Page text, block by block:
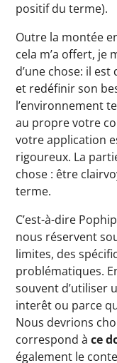
positif du terme).
Outre la montée
cela m’a offert, je
d’une chose: il
et redéfinir son
l’environnement
au propre votre
votre application
rigoureux. La
chose : être
terme.
C’est-à-dire
nous réservent
limites, des
problématiques.
souvent d’utiliser
interêt ou parce
Nous devrions
correspond àce
également le